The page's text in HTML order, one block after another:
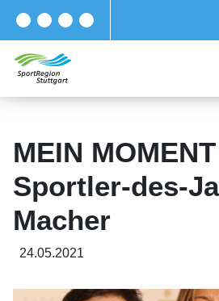
MEIN
Sportler-des-
Macher
24.05.2021